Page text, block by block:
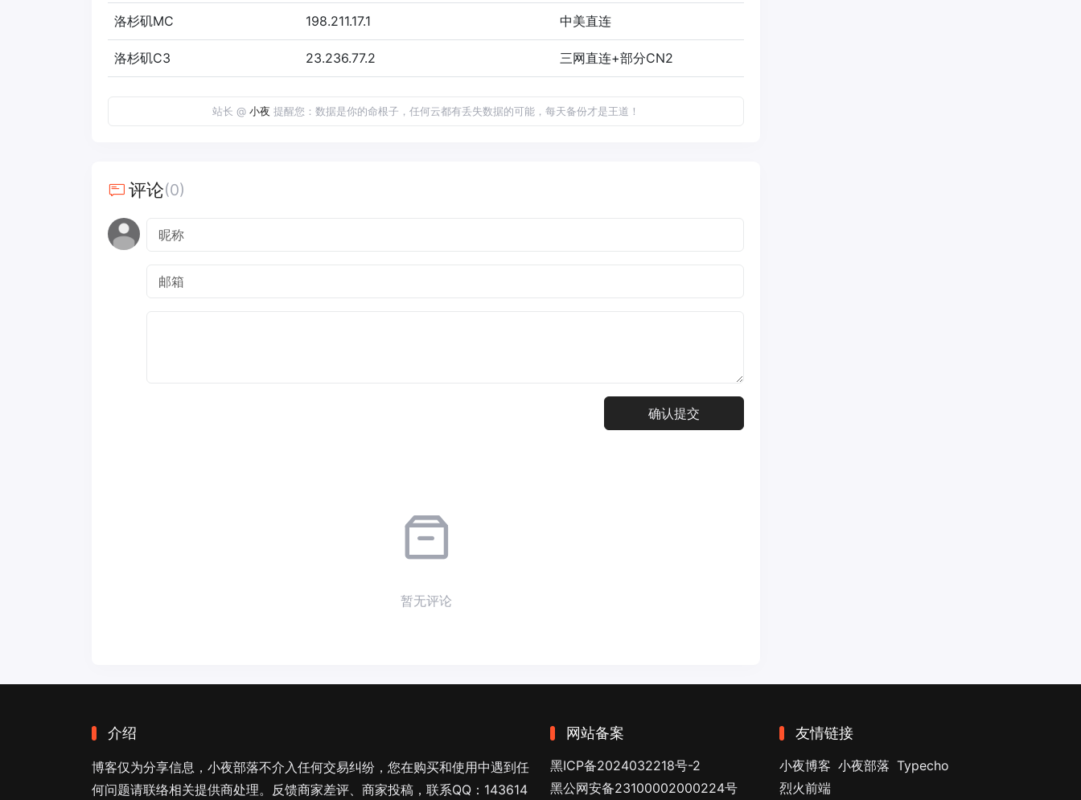
洛杉矶MC 198.211.17.1 中美直连
洛杉矶C3 23.236.77.2 三网直连+部分CN2
站长 @ 小夜 提醒您：数据是你的命根子，任何云都有丢失数据的可能，每天备份才是王道！
评论(0)
暂无评论
介绍
博客仅为分享信息，小夜部落不介入任何交易纠纷，您在购买和使用中遇到任
何问题请联络相关提供商处理。反馈商家差评、商家投稿，联系QQ：143614
网站备案
黑ICP备2024032218号-2
黑公网安备23100002000224号
友情链接
小夜博客 小夜部落 Typecho
烈火前端